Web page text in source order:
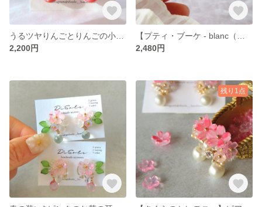
2,200円
2,480円
残り1点